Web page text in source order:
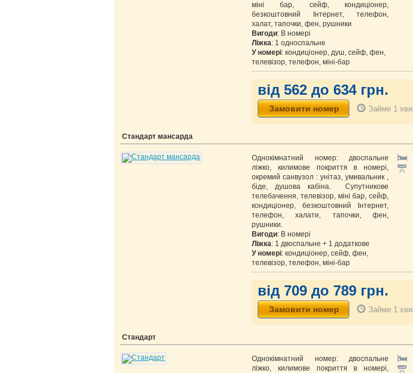
міні бар, сейф, кондиціонер,
безкоштовний Інтернет, телефон,
халат, тапочки, фен, рушники
Вигоди: В номері
Ліжка: 1 односпальне
У номері: кондиціонер, душ, сейф, фен,
телевізор, телефон, міні-бар
від 562 до 634 грн.
Займе 1
Стандарт мансарда
Однокімнатний номер: двоспальне
ліжко, килимове покриття в номері,
окремий санвузол : унітаз, умивальник ,
біде, душова кабіна. Супутникове
телебачення, телевізор, міні бар, сейф,
кондиціонер, безкоштовний Інтернет,
телефон, халати, тапочки, фен,
рушники.
Вигоди: В номері
Ліжка: 1 двоспальне + 1 додаткове
У номері: кондиціонер, сейф, фен,
телевізор, телефон, міні-бар
від 709 до 789 грн.
Займе 1
Стандарт
Однокімнатний номер: двоспальне
ліжко, килимове покриття в номері,